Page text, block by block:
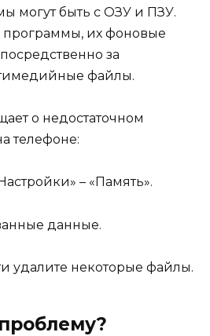
могут быть с ОЗУ и ПЗУ.
программы, их фоновые
за
файлы.
о недостаточном
телефоне:
– «Память».
данные.
удалите некоторые файлы.